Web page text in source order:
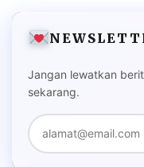
Jangan lewatkan
sekarang.